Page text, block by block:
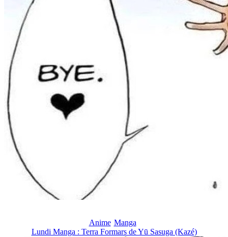
Anime Manga
Lundi Manga : Terra Formars de Yū Sasuga (Kazé)